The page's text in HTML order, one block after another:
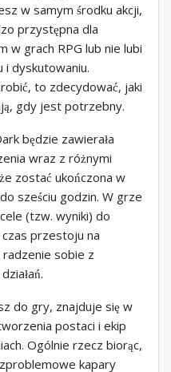
w samym środku akcji,
przystępna dla
w grach RPG lub nie lubi
i dyskutowaniu.
to zdecydować, jaki
gdy jest potrzebny.
będzie zawierała
wraz z różnymi
zostać ukończona w
sześciu godzin. W grze
(tzw. wyniki) do
czas przestoju na
radzenie sobie z
do gry, znajduje się w
postaci i ekip
Ogólnie rzecz biorąc,
kapary